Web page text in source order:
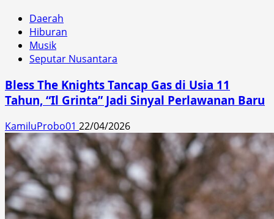
Daerah
Hiburan
Musik
Seputar Nusantara
Bless The Knights Tancap Gas di Usia 11
Tahun, “Il Grinta” Jadi Sinyal Perlawanan Baru
KamiluProbo01 22/04/2026